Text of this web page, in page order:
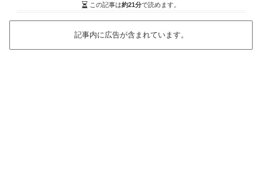
この記事は約21分で読めます。
記事内に広告が含まれています。